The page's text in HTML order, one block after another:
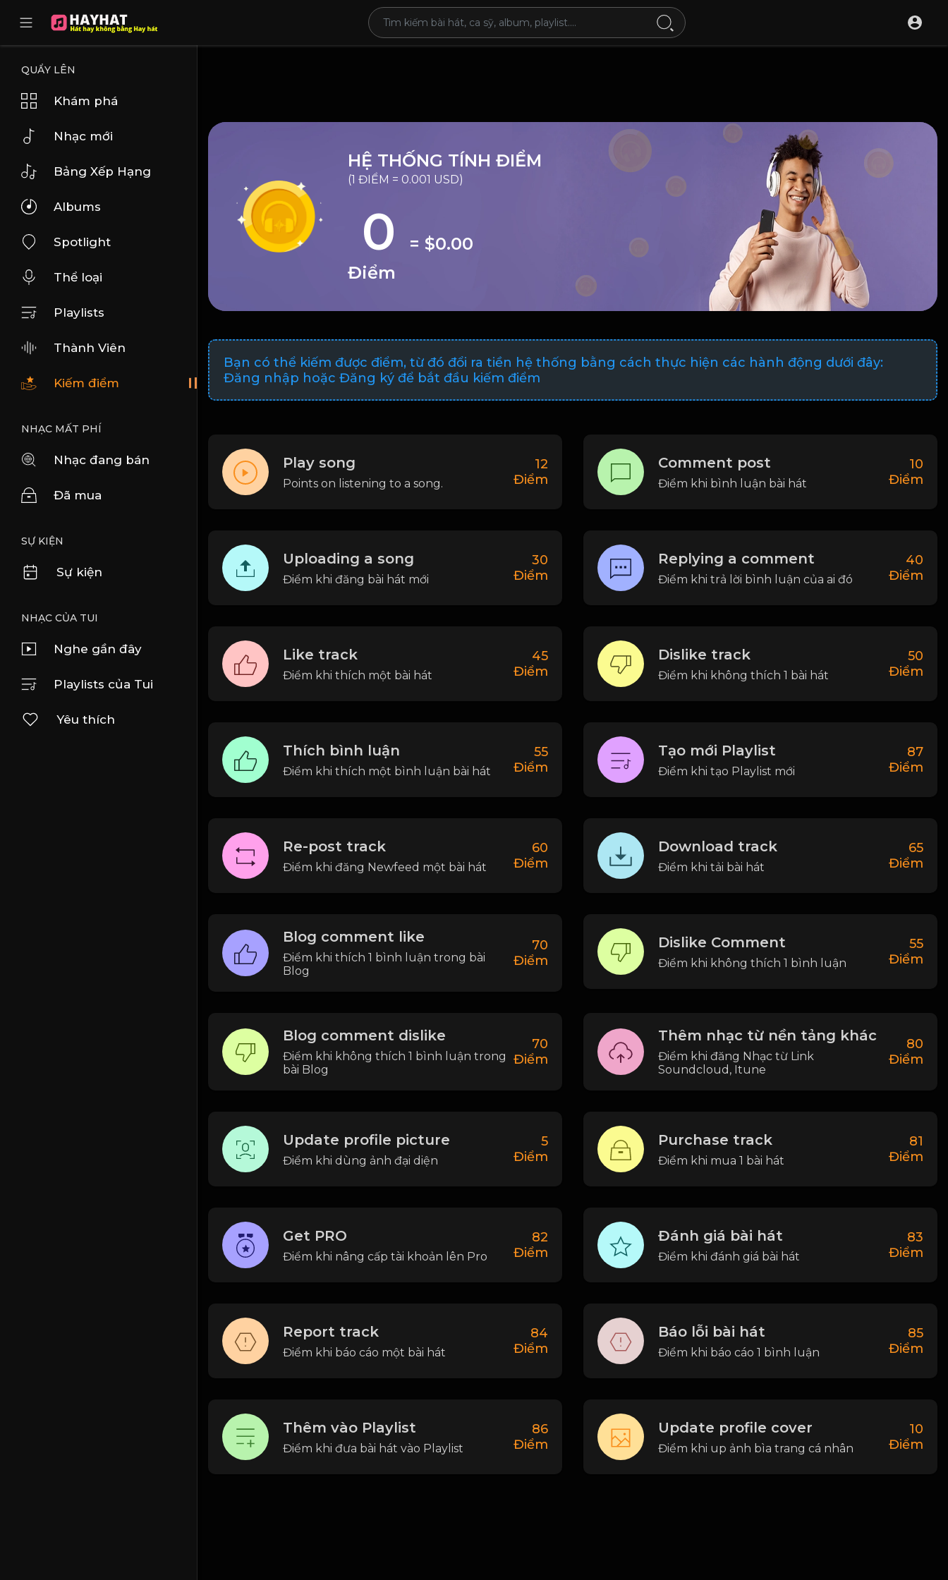
QUẨY LÊN
Khám phá
Nhạc mới
Bảng Xếp Hạng
Albums
Spotlight
Thể loại
Playlists
Thành Viên
Kiếm điểm
NHẠC MẤT PHÍ
Nhạc đang bán
Đã mua
SỰ KIỆN
Sự kiện
NHẠC CỦA TUI
Nghe gần đây
Playlists của Tui
Yêu thích
HỆ THỐNG TÍNH ĐIỂM
(1 ĐIỂM = 0.001 USD)
0
Điểm
= $0.00
Bạn có thể kiếm được điểm, từ đó đổi ra tiền hệ thống bằng cách thực hiện các hành động dưới đây:
Đăng nhập hoặc Đăng ký để bắt đầu kiếm điểm
Play song
Points on listening to a song.
12
Điểm
Comment post
Điểm khi bình luận bài hát
10
Điểm
Uploading a song
Điểm khi đăng bài hát mới
30
Điểm
Replying a comment
Điểm khi trả lời bình luận của ai đó
40
Điểm
Like track
Điểm khi thích một bài hát
45
Điểm
Dislike track
Điểm khi không thích 1 bài hát
50
Điểm
Thích bình luận
Điểm khi thích một bình luận bài hát
55
Điểm
Tạo mới Playlist
Điểm khi tạo Playlist mới
87
Điểm
Re-post track
Điểm khi đăng Newfeed một bài hát
60
Điểm
Download track
Điểm khi tải bài hát
65
Điểm
Blog comment like
Điểm khi thích 1 bình luận trong bài
Blog
70
Điểm
Dislike Comment
Điểm khi không thích 1 bình luận
55
Điểm
Blog comment dislike
Điểm khi không thích 1 bình luận trong
bài Blog
70
Điểm
Thêm nhạc từ nền tảng khác
Điểm khi đăng Nhạc từ Link
Soundcloud, Itune
80
Điểm
Update profile picture
Điểm khi dùng ảnh đại diện
5
Điểm
Purchase track
Điểm khi mua 1 bài hát
81
Điểm
Get PRO
Điểm khi nâng cấp tài khoản lên Pro
82
Điểm
Đánh giá bài hát
Điểm khi đánh giá bài hát
83
Điểm
Report track
Điểm khi báo cáo một bài hát
84
Điểm
Báo lỗi bài hát
Điểm khi báo cáo 1 bình luận
85
Điểm
Thêm vào Playlist
Điểm khi đưa bài hát vào Playlist
86
Điểm
Update profile cover
Điểm khi up ảnh bìa trang cá nhân
10
Điểm